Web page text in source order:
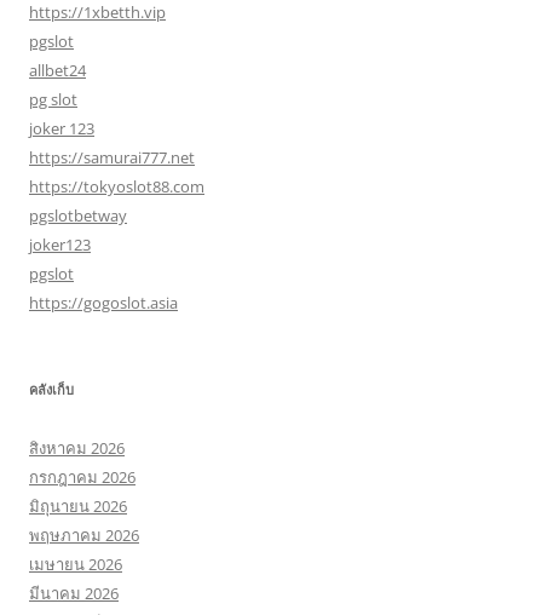
https://1xbetth.vip
pgslot
allbet24
pg slot
joker 123
https://samurai777.net
https://tokyoslot88.com
pgslotbetway
joker123
pgslot
https://gogoslot.asia
คลังเก็บ
สิงหาคม 2026
กรกฎาคม 2026
มิถุนายน 2026
พฤษภาคม 2026
เมษายน 2026
มีนาคม 2026